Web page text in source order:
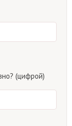
(цифрой)